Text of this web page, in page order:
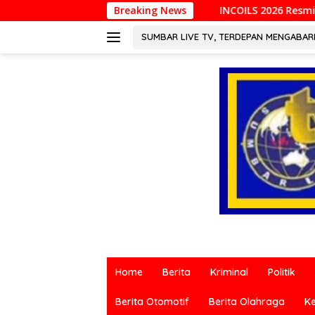
ke
Breaking News
INCOILS 2026 Resmi Digelar di Padang,
SUMBAR LIVE TV, TERDEPAN
terkini
berbagai
Home Berita Kriminal Politik
Berita Otomotif Berita Olahraga